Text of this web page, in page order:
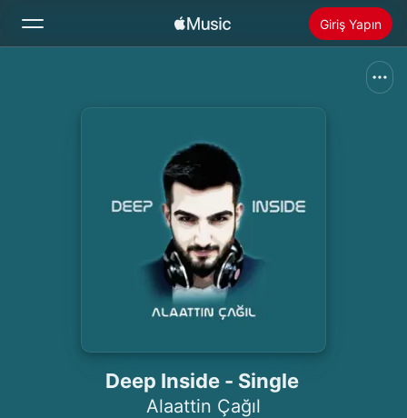
Giriş Yapın
Apple Music’i Yükle
Deep Inside - Single
Alaattin Çağıl